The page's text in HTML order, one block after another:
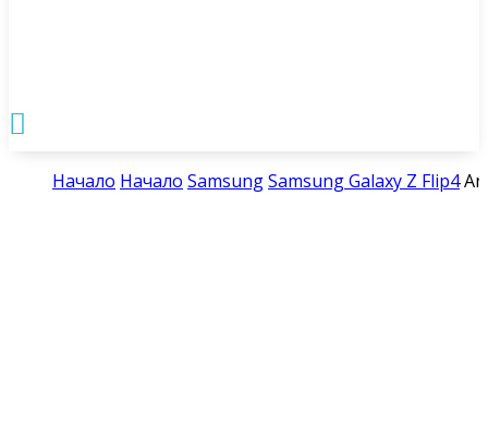

Начало Начало SamsungSamsung Galaxy Z Flip4